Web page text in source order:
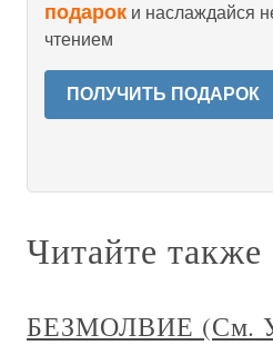
подарок и наслаждайся
чтением
ПОЛУЧИТЬ ПОДАРОК
Читайте также
БЕЗМОЛВИЕ (См.